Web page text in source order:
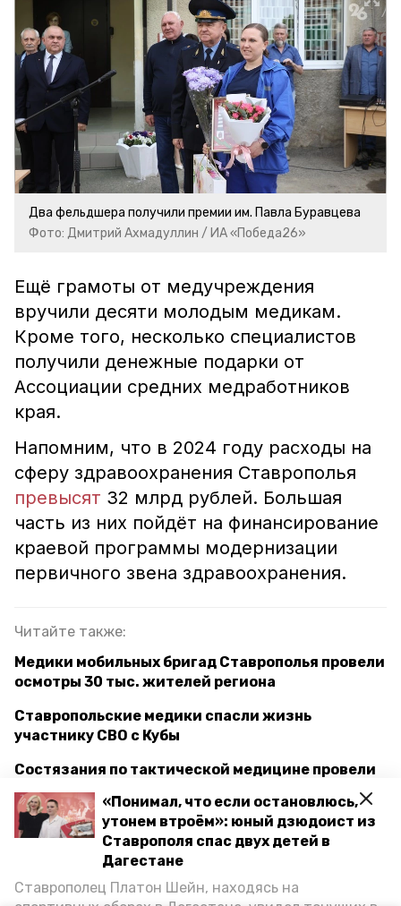
«Понимал, что если остановлюсь,
утонем втроём»: юный дзюдоист из
Ставрополя спас двух детей в
Дагестане
Ставрополец Платон Шейн, находясь на
Два фельдшера получили премии им. Павла Буравцева
Фото: Дмитрий Ахмадуллин / ИА «Победа26»
Ещё грамоты от медучреждения
вручили десяти молодым медикам.
Кроме того, несколько специалистов
получили денежные подарки от
Ассоциации средних медработников
края.
Напомним, что в 2024 году расходы на
сферу здравоохранения Ставрополья
превысят 32 млрд рублей. Большая
часть из них пойдёт на финансирование
краевой программы модернизации
первичного звена здравоохранения.
Читайте также:
Медики мобильных бригад Ставрополья провели
осмотры 30 тыс. жителей региона
Ставропольские медики спасли жизнь
участнику СВО с Кубы
Состязания по тактической медицине провели
для студентов-медиков на Ставрополье
Губернатор Ставрополья предложил сделать 1
марта краевым Днём онкопросвещения
ставрополь скорая помощь медики